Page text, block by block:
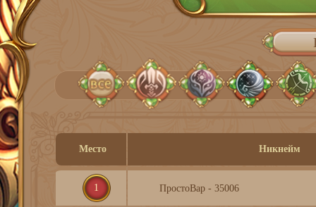
Место Никнейм
1 ПростоВар - 35006